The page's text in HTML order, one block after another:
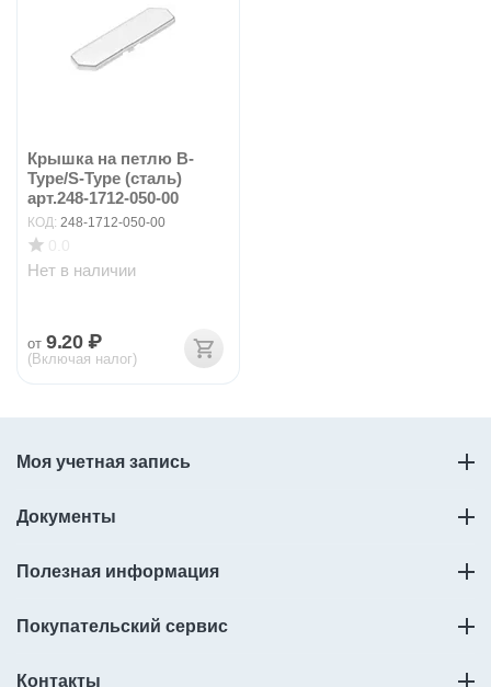
Крышка на петлю B-
Type/S-Type (сталь)
арт.248-1712-050-00
КОД: 248-1712-050-00
Нет в наличии
от 9.20 ₽
(Включая налог)
Моя учетная запись
Документы
Полезная информация
Покупательский сервис
Контакты